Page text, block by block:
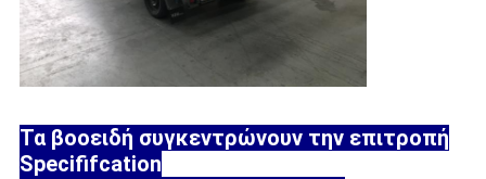
Τα βοοειδή συγκεντρώνουν την επιτροπή
Specififcation